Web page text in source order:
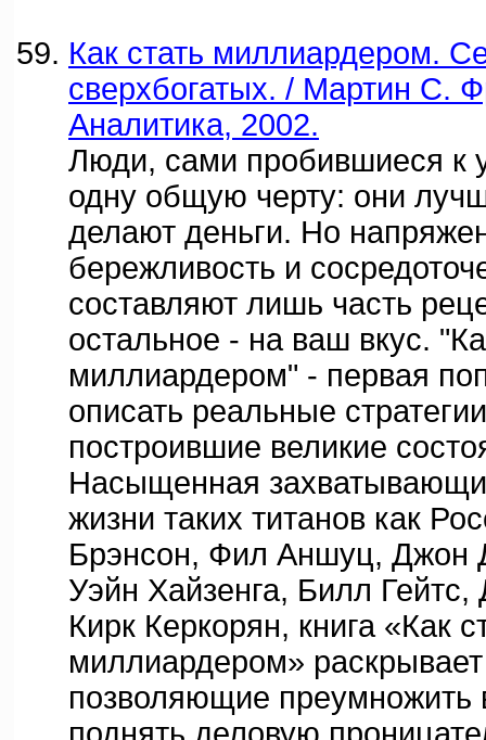
Как стать миллиардером.
сверхбогатых. / Мартин С.
Аналитика, 2002.
Люди, сами пробившиеся к
одну общую черту: они
делают деньги. Но
бережливость и
составляют лишь часть
остальное - на ваш вкус.
миллиардером" - первая
описать реальные
построившие великие
Насыщенная
жизни таких титанов как
Брэнсон, Фил Аншуц, Джон
Уэйн Хайзенга, Билл
Кирк Керкорян, книга «Как
миллиардером»
позволяющие преумножить